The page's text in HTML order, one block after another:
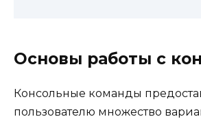
Основы работы с
Консольные команды
пользователю множество